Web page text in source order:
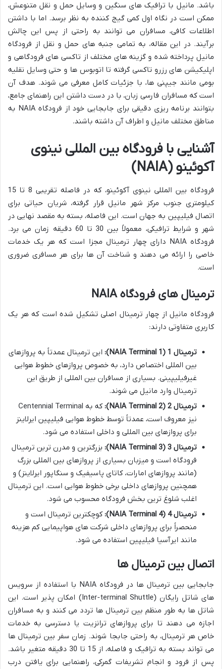
باشد. مانیل با ترافیک های سنگین و وسایل حمل و نقل متنوعش،
ممکن است در نگاه اول کمی گیج کننده به نظر برسد. اما با داشتن
اطلاعات کافی، مسافران می توانند به راحتی از پس این چالش
برآیند. در این مقاله، به تمامی جنبه های حمل و نقل از فرودگاه
مانیل پرداخته شده و گزینه های مختلف از تاکسی های فرودگاهی و
اپلیکیشن های رزرو تاکسی گرفته تا اتوبوس ها و حتی وسایل نقلیه
بومی مانند جیپنی ها، با جزئیات کامل معرفی می شوند. هدف آن
است که مسافران فارسی زبان، با در دست داشتن این راهنمای جامع،
بتوانند برنامه ریزی دقیقی برای جابجایی خود از فرودگاه NAIA به
مناطق مختلف مانیل و اطراف آن داشته باشند.
آشنایی با فرودگاه بین المللی نینوی
آکوئینو (NAIA)
فرودگاه بین المللی نینوی آکوئینو، که در فاصله تقریبی 8 تا 15
کیلومتری جنوب مرکز شهر مانیل قرار گرفته، شریان حیاتی برای
اتصال فیلیپین به جهان است. این فاصله، بسته به مقصد نهایی در
شهر و شرایط ترافیکی، معمولاً بین 30 تا 60 دقیقه زمان می برد.
فرودگاه NAIA دارای چهار ترمینال مجزا است که هر یک خدمات
خاصی را ارائه می دهند و شناخت آن ها برای هر مسافری ضروری
است.
ترمینال های فرودگاه NAIA
فرودگاه مانیل از چهار ترمینال اصلی تشکیل شده است که هر یک
کاربری متفاوتی دارند:
ترمینال 1 (NAIA Terminal 1):
این ترمینال عمدتاً به پروازهای
بین المللی اختصاص دارد، به خصوص پروازهای خطوط هوایی
غیرفیلیپینی. بسیاری از مسافران بین المللی از طریق این
ترمینال وارد مانیل می شوند.
ترمینال 2 (NAIA Terminal 2):
که به Centennial Terminal
نیز معروف است، عمدتاً توسط خطوط هوایی فیلیپین ایرلاینز
برای پروازهای بین المللی و داخلی استفاده می شود.
ترمینال 3 (NAIA Terminal 3):
بزرگترین و مدرن ترین ترمینال
فرودگاه است و میزبان بسیاری از پروازهای بین المللی بزرگ
(مانند پروازهای امارات، کاتای پاسیفیک و سنگاپور ایرلاینز) و
همچنین پروازهای داخلی برخی خطوط هوایی است. این ترمینال
اغلب شلوغ ترین بخش فرودگاه محسوب می شود.
ترمینال 4 (NAIA Terminal 4):
کوچکترین ترمینال است و
منحصراً برای پروازهای داخلی شرکت های هواپیمایی کم هزینه
مانند ایرآسیا فیلیپین استفاده می شود.
اتصال بین ترمینال ها
جابجایی بین ترمینال ها در فرودگاه NAIA با استفاده از سرویس
های شاتل رایگان (Inter-terminal Shuttle) امکان پذیر است. این
شاتل ها به طور منظم بین ترمینال ها تردد می کنند و به مسافران
اجازه می دهند تا برای پروازهای ترانزیت یا دسترسی به خدمات
خاص هر ترمینال، به راحتی جابجا شوند. زمان سفر بین ترمینال ها
می تواند بسته به ترافیک و فاصله، از 15 تا 30 دقیقه متغیر باشد.
پس از فرود و انجام تشریفات گمرکی، راهنمایی برای یافتن درب